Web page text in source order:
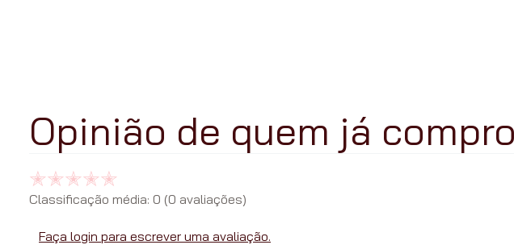
Classificação média: 0 (0 avaliações)
Faça login para escrever uma avaliação.